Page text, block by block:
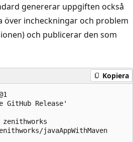
genererar uppgiften också
över incheckningar och problem
och publicerar den som
Kopiera
GitHub Release'
zenithworks
javaAppWithMaven